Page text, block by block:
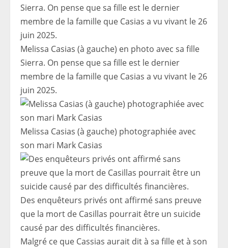
Melissa Casias (à gauche) en photo avec sa fille
Sierra. On pense que sa fille est le dernier
membre de la famille que Casias a vu vivant le 26
juin 2025.
Melissa Casias (à gauche) photographiée avec
son mari Mark Casias
Des enquêteurs privés ont affirmé sans preuve
que la mort de Casillas pourrait être un suicide
causé par des difficultés financières.
Malgré ce que Cassias aurait dit à sa fille et à son